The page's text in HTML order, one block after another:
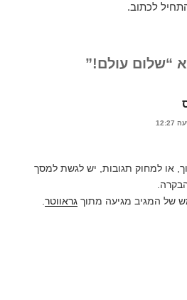
לכתוב.
“שלום עולם!”
או למחוק תגובות, יש לגשת למסך
של המגיב מגיעה מתוך גראווטר